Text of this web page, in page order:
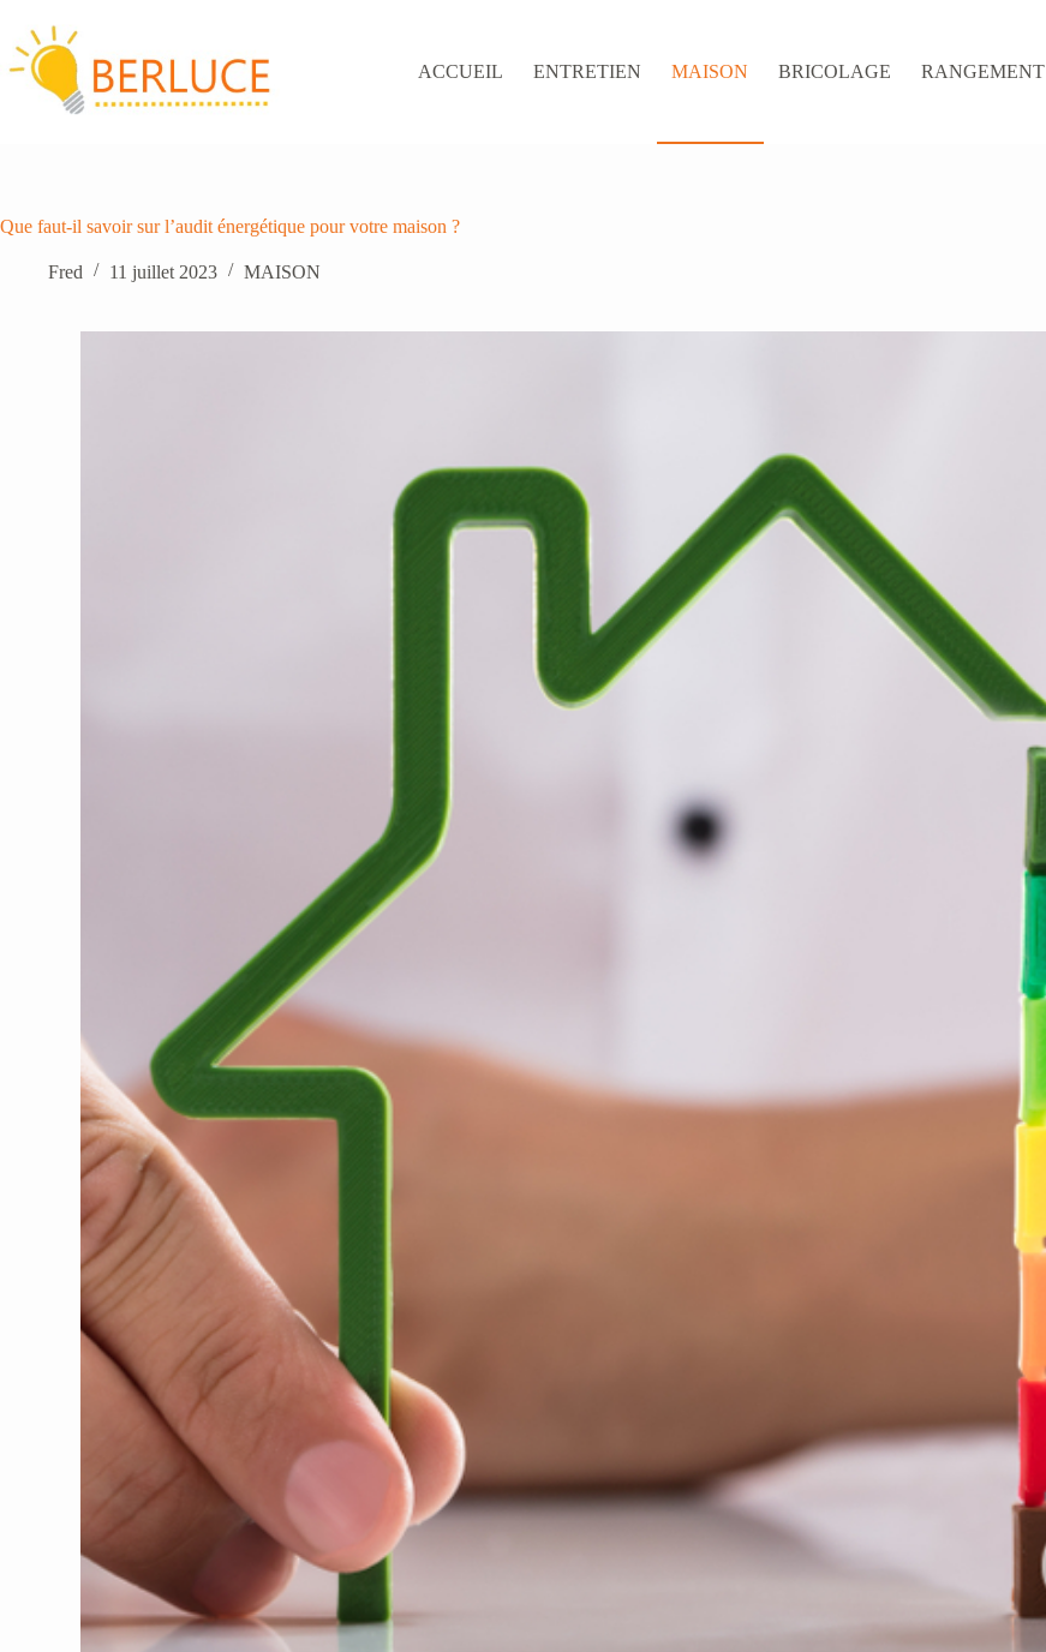
contenu
ACCUEIL
ENTRETIEN MAISON BRICOLAGE RANGEMENT
Que faut-il savoir sur l’audit énergétique pour votre maison ?
Fred 11 juillet 2023 MAISON